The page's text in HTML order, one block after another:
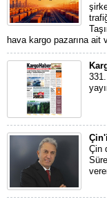
hava kargo pazarına ait
Çin